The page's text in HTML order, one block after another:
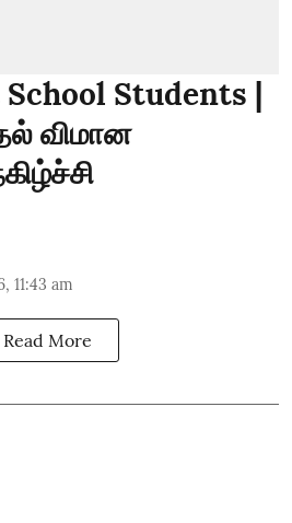
Students |
விமான
11:43 am
Read More